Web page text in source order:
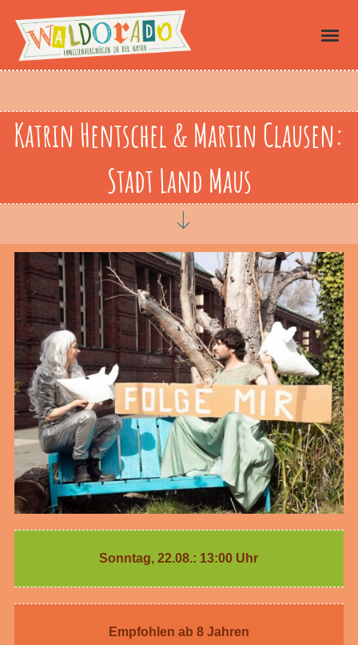
Katrin Hentschel & Martin Clausen:
Stadt Land Maus
Sonntag, 22.08.: 13:00 Uhr
Empfohlen ab 8 Jahren